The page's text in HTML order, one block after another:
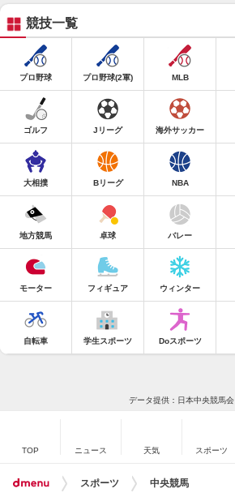
競技一覧
プロ野球 プロ野球(2軍) MLB
ゴルフ Jリーグ 海外サッカー
大相撲 Bリーグ NBA
地方競馬 卓球 バレー
モーター フィギュア ウィンター
自転車 学生スポーツ Doスポーツ
データ提供：日本中央競馬会
TOP ニュース 天気 スポーツ
スポーツ 中央競馬